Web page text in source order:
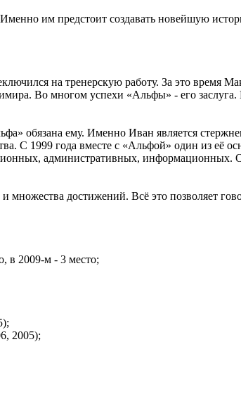
им предстоит создавать новейшую
на тренерскую работу. За это время
Во многом успехи «Альфы» - его
обязана ему. Именно Иван является
С 1999 года вместе с «Альфой» один из её
административных, информационных.
множества достижений. Всё это позволяет
в 2009-м - 3 место;
2005);